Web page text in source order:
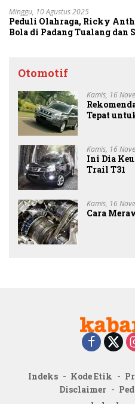
Minggu, 10 Agustus 2025
Peduli Olahraga, Ricky
Bola di Padang Tualang dan
Otomotif
Kamis, 16
Tepat
Kamis, 16
Ini Dia
Trail T31
Kamis, 16
Cara
Indeks Kode Etik
Disclaimer